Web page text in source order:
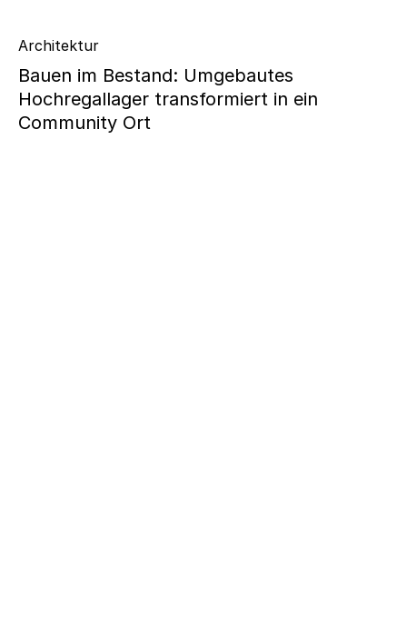
Architektur
Bauen im Bestand: Umgebautes
Hochregallager transformiert in ein
Community Ort